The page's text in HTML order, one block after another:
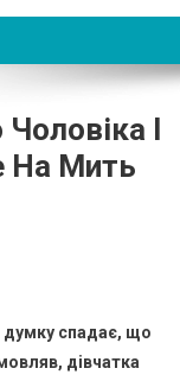
І
На Мить
думку спадає, що
дівчатка